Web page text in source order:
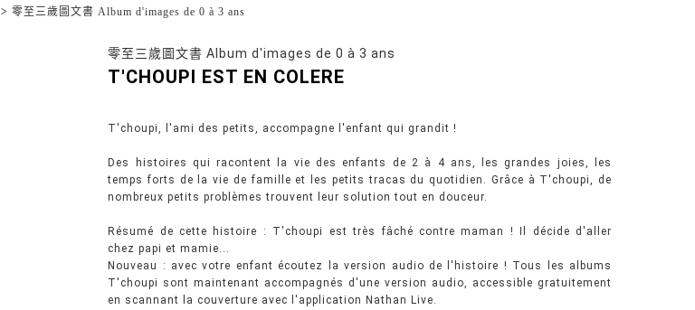
> 零至三歲圖文書 Album d'images de 0 à 3 ans
零至三歲圖文書 Album d'images de 0 à 3 ans
T'CHOUPI EST EN COLERE
T'choupi, l'ami des petits, accompagne l'enfant qui grandit !
Des histoires qui racontent la vie des enfants de 2 à 4 ans, les grandes joies, les
temps forts de la vie de famille et les petits tracas du quotidien. Grâce à T'choupi, de
nombreux petits problèmes trouvent leur solution tout en douceur.
Résumé de cette histoire : T'choupi est très fâché contre maman ! Il décide d'aller
chez papi et mamie...
Nouveau : avec votre enfant écoutez la version audio de l'histoire ! Tous les albums
T'choupi sont maintenant accompagnés d'une version audio, accessible gratuitement
en scannant la couverture avec l'application Nathan Live.